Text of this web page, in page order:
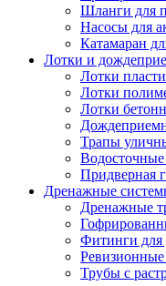
Шланги для
Насосы для
Катамаран
Лотки и
Лотки
Лотки
Лотки
Трапы
Придверная
Дренажные
Дренажные
Фитинги для
Трубы с